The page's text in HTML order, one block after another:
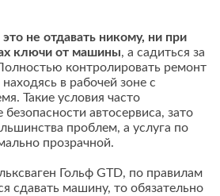
не отдавать никому, ни при
ключи от машины, а садиться за
контролировать ремонт
в рабочей зоне с
Такие условия часто
безопасности автосервиса, зато
проблем, а услуга по
прозрачной.
Гольф GTD, по правилам
сдавать машину, то обязательно